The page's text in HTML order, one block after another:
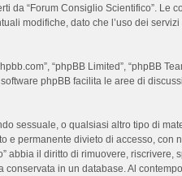
“Forum Consiglio Scientifico”.
modifiche, dato che l’uso dei
“phpBB Limited”, “phpBB
phpBB facilita le aree di
sessuale, o qualsiasi altro tipo di
permanente divieto di accesso,
abbia il diritto di rimuovere,
in un database. Al